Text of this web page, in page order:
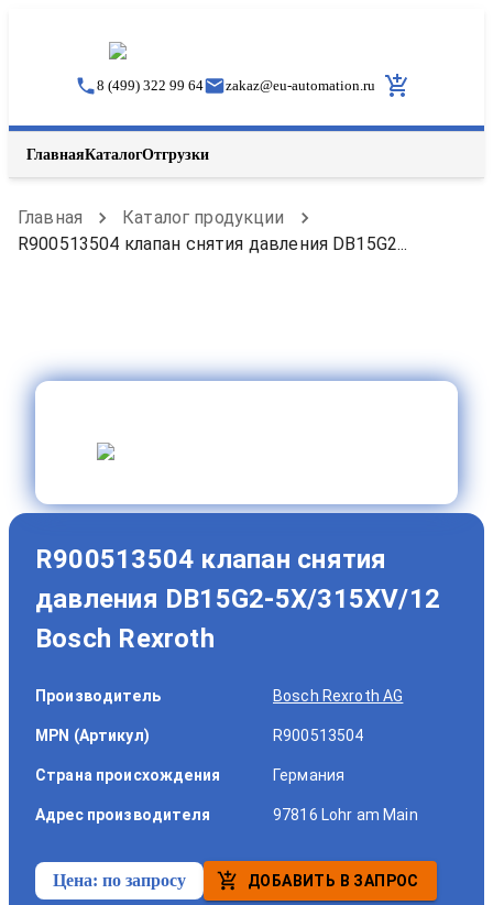
8 (499) 322 99 64 zakaz@eu-automation.ru
ГлавнаяКаталогОтгрузки
Главная
Каталог продукции
R900513504 клапан снятия давления DB15G2...
R900513504 клапан снятия
давления DB15G2-5X/315XV/12
Bosch Rexroth
Производитель Bosch Rexroth AG
MPN (Артикул) R900513504
Страна происхождения Германия
Адрес производителя 97816 Lohr am Main
Цена: по запросу ДОБАВИТЬ В ЗАПРОС